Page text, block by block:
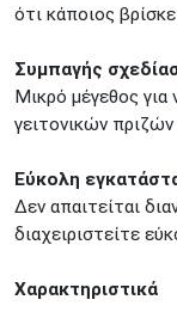
ότι κάποιος
Συμπαγής
Μικρό μέγεθος
γειτονικών πριζών
Εύκολη
Δεν απαιτείται
διαχειριστείτε
Χαρακτηριστικά